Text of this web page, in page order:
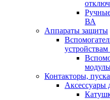
ВА
Аппараты защиты
Контакторы,
Аксессуары